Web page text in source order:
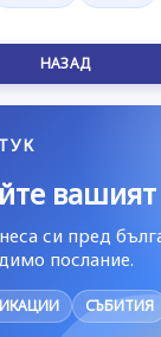
НАЗАД
си пред
послание.
СЪБИТИЯ